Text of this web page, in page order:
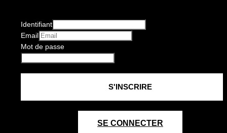
Identifiant
Email
Mot de passe
SE CONNECTER